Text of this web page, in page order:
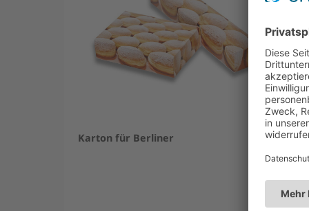
Karton für Berliner